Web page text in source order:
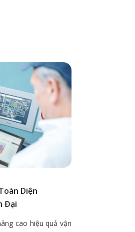
Diện
Đại
cao hiệu quả vận